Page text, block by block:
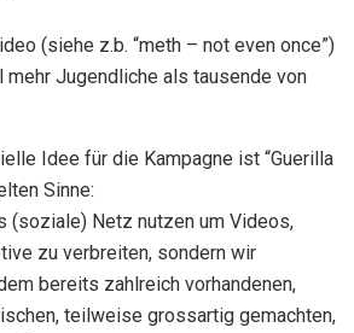
(siehe z.b. “meth – not even once”)
Jugendliche als tausende von
Idee für die Kampagne ist “Guerilla
Sinne:
(soziale) Netz nutzen um Videos,
zu verbreiten, sondern wir
bereits zahlreich vorhandenen,
teilweise grossartig gemachten,